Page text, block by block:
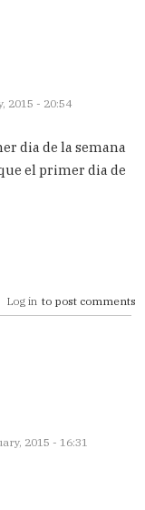
2015 - 20:54
dia de la semana
el primer dia de
Log in to post comments
2015 - 16:31